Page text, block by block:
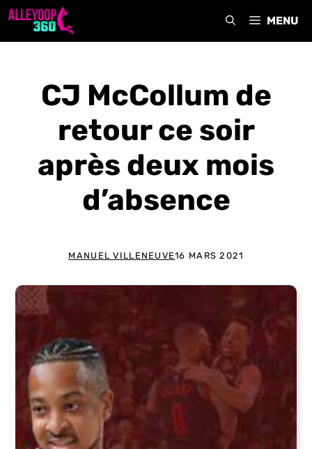
Aller
MENU
CJ McCollum de
retour ce soir
après deux mois
d’absence
MANUEL VILLENEUVE16 MARS 2021